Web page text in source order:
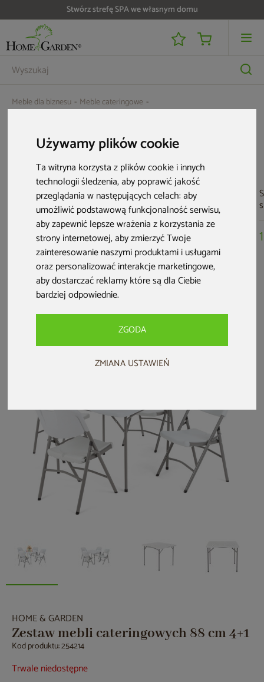
Używamy plików cookie
Ta witryna korzysta z plików cookie i innych
technologii śledzenia, aby poprawić jakość
przeglądania w następujących celach:aby
umożliwić podstawową funkcjonalność serwisu,
aby zapewnić lepsze wrażenia z korzystania ze
strony internetowej,aby zmierzyć Twoje
zainteresowanie naszymi produktami i usługami
oraz personalizować interakcje marketingowe,
aby dostarczać reklamy które są dla Ciebie
bardziej odpowiednie.
ZGODA
ZMIANA USTAWIEŃ
Stwórz strefę SPA we własnym domu
Meble dla biznesu
Meble cateringowe
Aktualne oferty
Ogrodowy zestaw
piwny z oparciami
220 cm
899 zł
Zestaw mebli
cateringowych 152
cm 4+1
489 zł
Ogrodowy zestaw
piwny 200 cm II.
549 zł 349 zł
Outlet
HOME & GARDEN
Zestaw mebli cateringowych 88 cm 4+1
Kod produktu: 254214
Trwale niedostępne